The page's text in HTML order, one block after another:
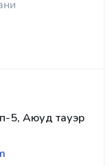
5, Аюуд тауэр